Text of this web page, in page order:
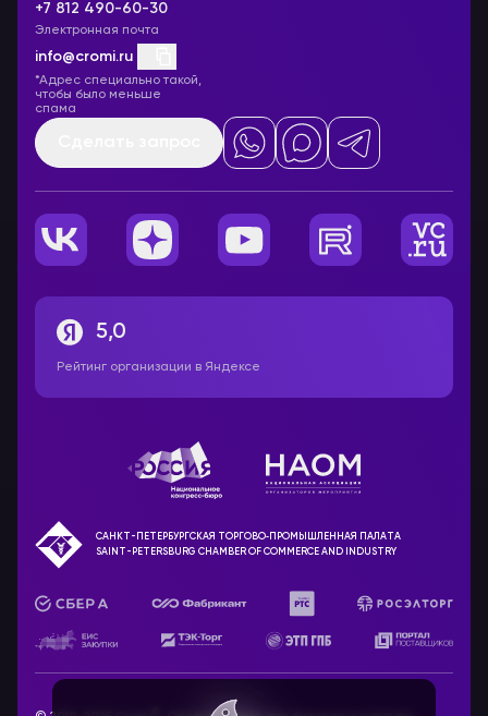
+7 812 490-60-30
Электронная почта
info@cromi.ru
*Адрес специально такой,
чтобы было меньше
спама
5,0
Рейтинг организации в Яндексе
САНКТ-ПЕТЕРБУРГСКАЯ ТОРГОВО‑ПРОМЫШЛЕННАЯ ПАЛАТА
SAINT-PETERSBURG CHAMBER OF COMMERCE AND INDUSTRY